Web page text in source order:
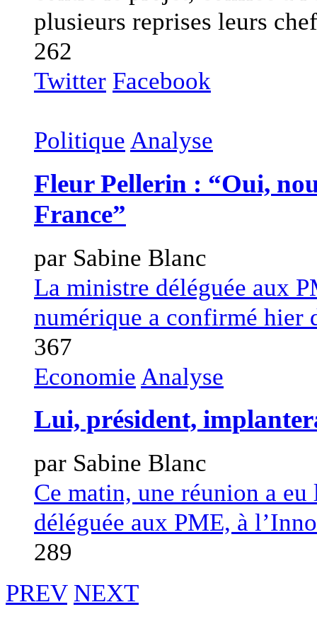
plusieurs reprises leurs
262
Twitter Facebook
Politique Analyse
Fleur Pellerin : “Oui,
France”
par Sabine Blanc
La ministre déléguée aux
numérique a confirmé hier
367
Economie Analyse
Lui, président,
par Sabine Blanc
Ce matin, une réunion a
déléguée aux PME, à
289
PREV NEXT